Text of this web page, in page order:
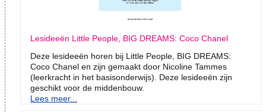
Lesideeën Little People, BIG DREAMS: Coco Chanel
Deze lesideeën horen bij Little People, BIG DREAMS:
Coco Chanel en zijn gemaakt door Nicoline Tammes
(leerkracht in het basisonderwijs). Deze lesideeën zijn
geschikt voor de middenbouw.
Lees meer...